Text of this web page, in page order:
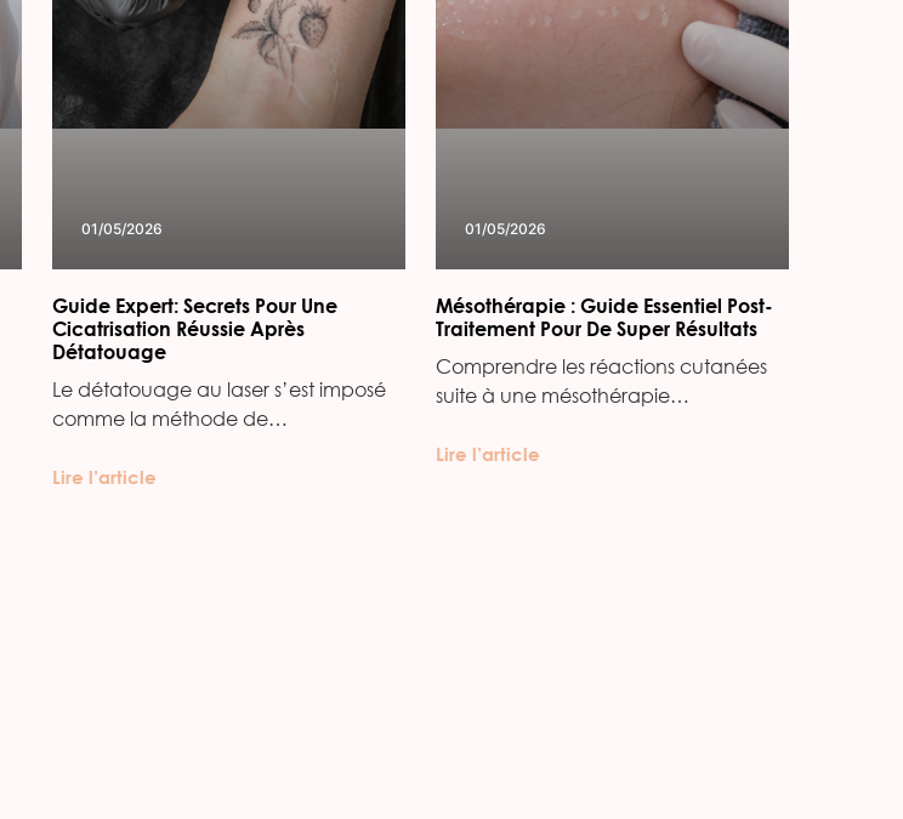
01/05/2026
Guide Expert: Secrets Pour Une
Cicatrisation Réussie Après
Détatouage
Le détatouage au laser s’est imposé
comme la méthode de…
Lire l’article
01/05/2026
Mésothérapie : Guide Essentiel Post-
Traitement Pour De Super Résultats
Comprendre les réactions cutanées
suite à une mésothérapie…
Lire l’article